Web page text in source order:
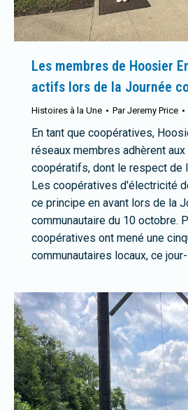
Les membres de Hoosier
actifs lors de la Journée
Histoires à la Une ParJeremy Price
En tant que coopératives,
réseaux membres adhèrent
coopératifs, dont le respect de
Les coopératives d'électricité
ce principe en avant lors de la
communautaire du 10 octobre.
coopératives ont mené une
communautaires locaux, ce